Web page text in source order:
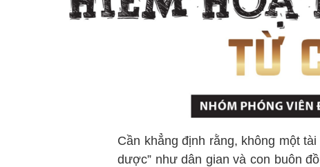
Cần khẳng định rằng, không một
dược” như dân gian và con buôn